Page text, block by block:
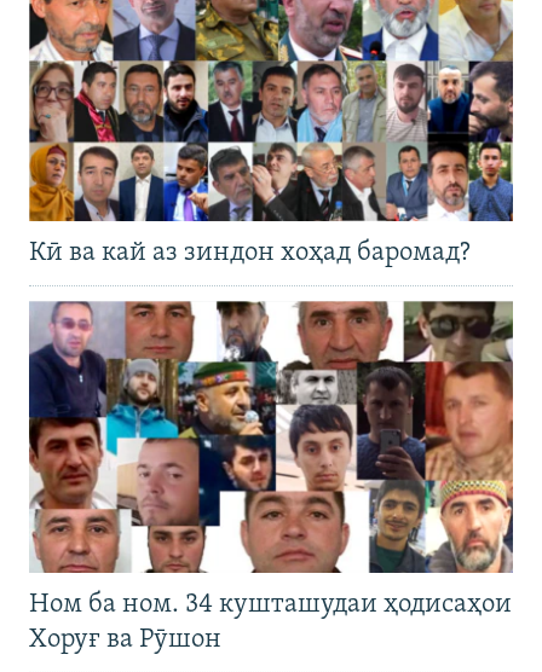
Кӣ ва кай аз зиндон хоҳад баромад?
Ном ба ном. 34 кушташудаи ҳодисаҳои
Хоруғ ва Рӯшон